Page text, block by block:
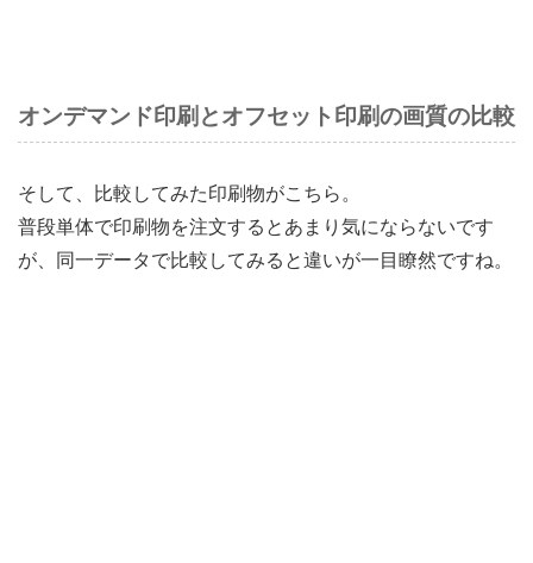
オンデマンド印刷とオフセット印刷の画質の比較
そして、比較してみた印刷物がこちら。
普段単体で印刷物を注文するとあまり気にならないです
が、同一データで比較してみると違いが一目瞭然ですね。